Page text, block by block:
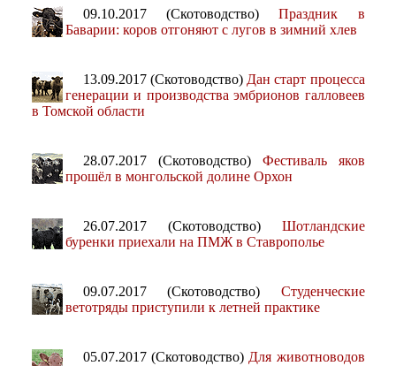
09.10.2017 (Скотоводство)Праздник в
Баварии: коров отгоняют с лугов в зимний хлев
13.09.2017 (Скотоводство) Дан старт процесса
генерации и производства эмбрионов галловеев
в Томской области
28.07.2017 (Скотоводство) Фестиваль яков
прошёл в монгольской долине Орхон
26.07.2017 (Скотоводство) Шотландские
буренки приехали на ПМЖ в Ставрополье
09.07.2017 (Скотоводство) Студенческие
ветотряды приступили к летней практике
05.07.2017 (Скотоводство) Для животноводов